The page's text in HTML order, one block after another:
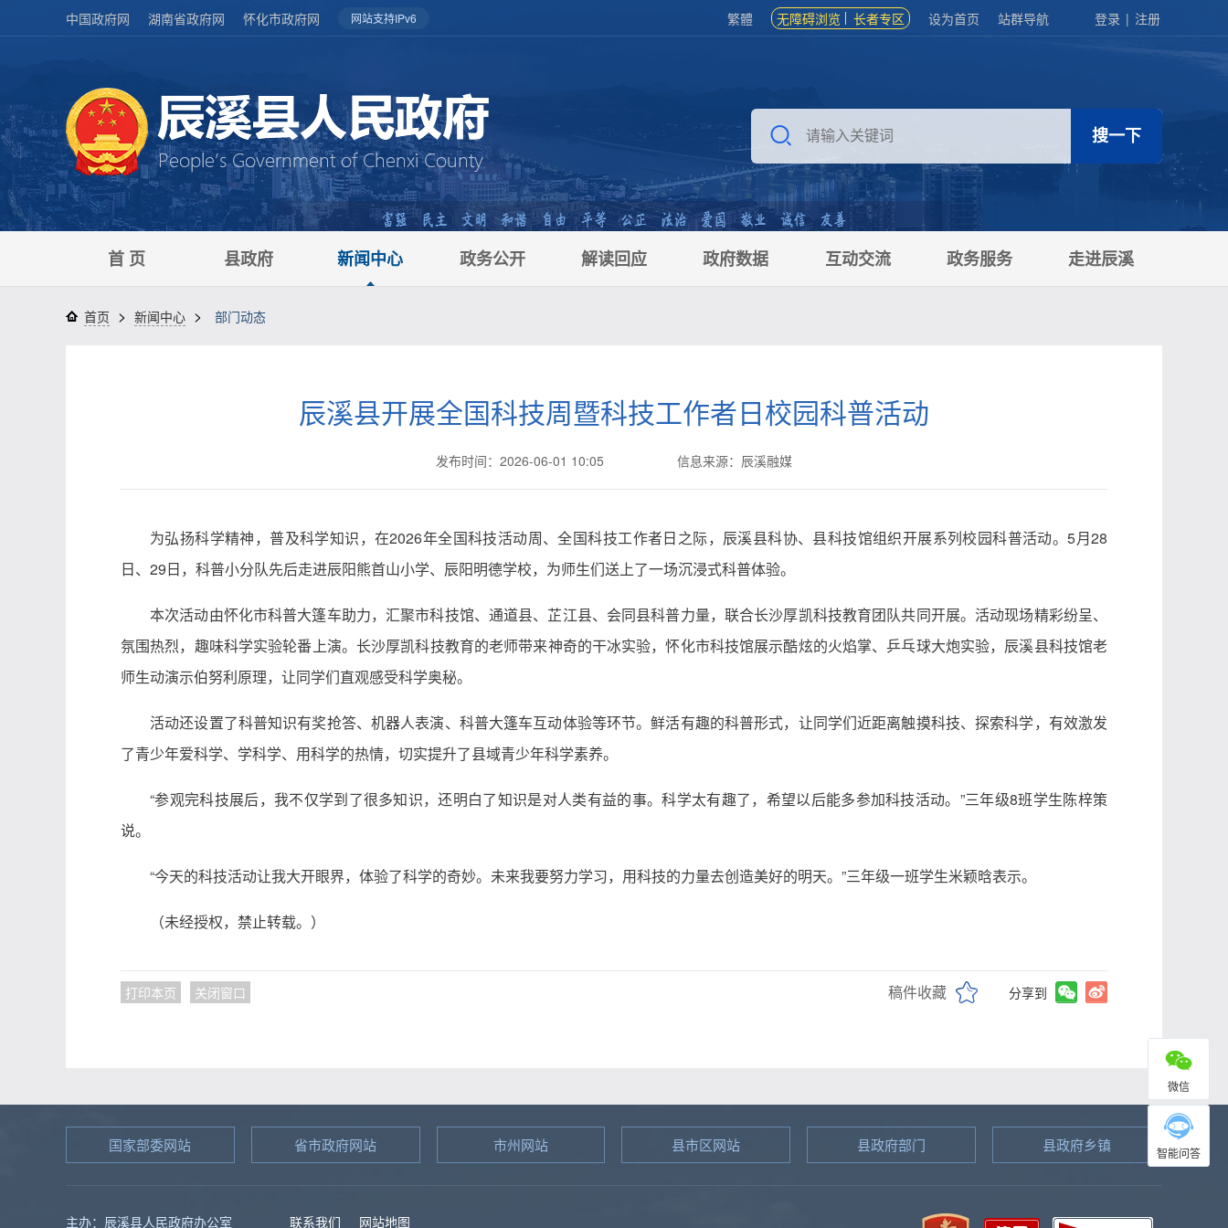
中国政府网 湖南省政府网 怀化市政府网 网站支持IPv6 繁體 无障碍浏览 长者专区 设为首页 站群导航 登录 | 注册
首 页 县政府 新闻中心 政务公开 解读回应 政府数据 互动交流 政务服务 走进辰溪
首页 > 新闻中心 > 部门动态
辰溪县开展全国科技周暨科技工作者日校园科普活动
发布时间：2026-06-01 10:05 信息来源：辰溪融媒
为弘扬科学精神，普及科学知识，在2026年全国科技活动周、全国科技工作者日之际，辰溪县科协、县科技馆组织开展系列校园科普活动。5月28
日、29日，科普小分队先后走进辰阳熊首山小学、辰阳明德学校，为师生们送上了一场沉浸式科普体验。
本次活动由怀化市科普大篷车助力，汇聚市科技馆、通道县、芷江县、会同县科普力量，联合长沙厚凯科技教育团队共同开展。活动现场精彩纷呈、
氛围热烈，趣味科学实验轮番上演。长沙厚凯科技教育的老师带来神奇的干冰实验，怀化市科技馆展示酷炫的火焰掌、乒乓球大炮实验，辰溪县科技馆老
师生动演示伯努利原理，让同学们直观感受科学奥秘。
活动还设置了科普知识有奖抢答、机器人表演、科普大篷车互动体验等环节。鲜活有趣的科普形式，让同学们近距离触摸科技、探索科学，有效激发
了青少年爱科学、学科学、用科学的热情，切实提升了县域青少年科学素养。
“参观完科技展后，我不仅学到了很多知识，还明白了知识是对人类有益的事。科学太有趣了，希望以后能多参加科技活动。”三年级8班学生陈梓策
说。
“今天的科技活动让我大开眼界，体验了科学的奇妙。未来我要努力学习，用科技的力量去创造美好的明天。”三年级一班学生米颖晗表示。
（未经授权，禁止转载。）
打印本页 关闭窗口 稿件收藏 分享到
微信
智能问答
国家部委网站 省市政府网站 市州网站 县市区网站 县政府部门 县政府乡镇
主办：辰溪县人民政府办公室 联系我们 网站地图